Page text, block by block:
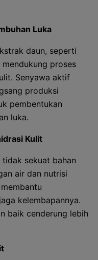
Luka
daun, seperti
proses
Senyawa aktif
produksi
pembentukan
luka.
Kulit
sekuat bahan
air dan nutrisi
kelembapannya.
baik cenderung lebih